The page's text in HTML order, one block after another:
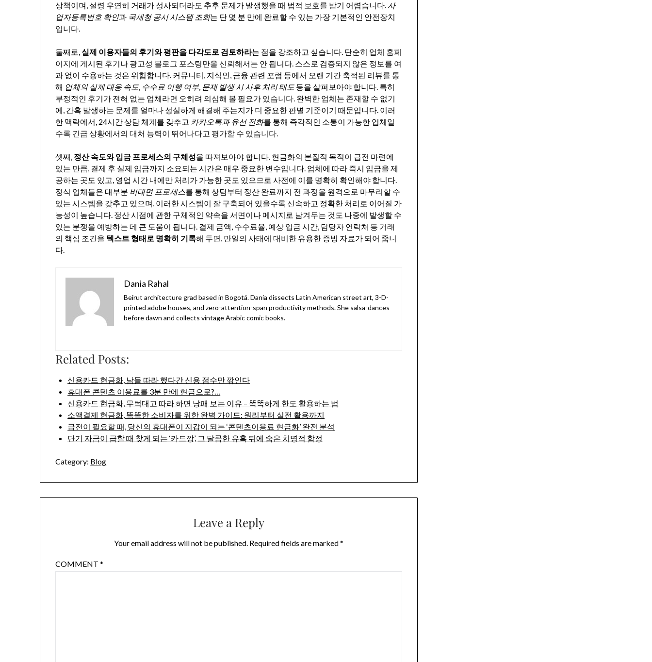
상책이며, 설령 우연히 거래가 성사되더라도 추후 문제가 발생했을 때 법적 보호를 받기 어렵습니다. 사
업자등록번호 확인과 국세청 공시 시스템 조회는 단 몇 분 만에 완료할 수 있는 가장 기본적인 안전장치
입니다.
둘째로, 실제 이용자들의 후기와 평판을 다각도로 검토하라는 점을 강조하고 싶습니다. 단순히 업체 홈페
이지에 게시된 후기나 광고성 블로그 포스팅만을 신뢰해서는 안 됩니다. 스스로 검증되지 않은 정보를 여
과 없이 수용하는 것은 위험합니다. 커뮤니티, 지식인, 금융 관련 포럼 등에서 오랜 기간 축적된 리뷰를 통
해 업체의 실제 대응 속도, 수수료 이행 여부, 문제 발생 시 사후 처리 태도 등을 살펴보아야 합니다. 특히
부정적인 후기가 전혀 없는 업체라면 오히려 의심해 볼 필요가 있습니다. 완벽한 업체는 존재할 수 없기
에, 간혹 발생하는 문제를 얼마나 성실하게 해결해 주는지가 더 중요한 판별 기준이기 때문입니다. 이러
한 맥락에서, 24시간 상담 체계를 갖추고 카카오톡과 유선 전화를 통해 즉각적인 소통이 가능한 업체일
수록 긴급 상황에서의 대처 능력이 뛰어나다고 평가할 수 있습니다.
셋째, 정산 속도와 입금 프로세스의 구체성을 따져보아야 합니다. 현금화의 본질적 목적이 급전 마련에
있는 만큼, 결제 후 실제 입금까지 소요되는 시간은 매우 중요한 변수입니다. 업체에 따라 즉시 입금을 제
공하는 곳도 있고, 영업 시간 내에만 처리가 가능한 곳도 있으므로 사전에 이를 명확히 확인해야 합니다.
정식 업체들은 대부분 비대면 프로세스를 통해 상담부터 정산 완료까지 전 과정을 원격으로 마무리할 수
있는 시스템을 갖추고 있으며, 이러한 시스템이 잘 구축되어 있을수록 신속하고 정확한 처리로 이어질 가
능성이 높습니다. 정산 시점에 관한 구체적인 약속을 서면이나 메시지로 남겨두는 것도 나중에 발생할 수
있는 분쟁을 예방하는 데 큰 도움이 됩니다. 결제 금액, 수수료율, 예상 입금 시간, 담당자 연락처 등 거래
의 핵심 조건을 텍스트 형태로 명확히 기록해 두면, 만일의 사태에 대비한 유용한 증빙 자료가 되어 줍니
다.
Dania Rahal
Beirut architecture grad based in Bogotá. Dania dissects Latin American street art, 3-D-
printed adobe houses, and zero-attention-span productivity methods. She salsa-dances
before dawn and collects vintage Arabic comic books.
Related Posts:
신용카드 현금화, 남들 따라 했다간 신용 점수만 깎인다
휴대폰 콘텐츠 이용료를 3분 만에 현금으로?…
신용카드 현금화, 무턱대고 따라 하면 낭패 보는 이유 – 똑똑하게 한도 활용하는 법
소액결제 현금화, 똑똑한 소비자를 위한 완벽 가이드: 원리부터 실전 활용까지
급전이 필요할 때, 당신의 휴대폰이 지갑이 되는 ‘콘텐츠이용료 현금화’ 완전 분석
단기 자금이 급할 때 찾게 되는 ‘카드깡’, 그 달콤한 유혹 뒤에 숨은 치명적 함정
Category: Blog
Leave a Reply
Your email address will not be published. Required fields are marked*
COMMENT*